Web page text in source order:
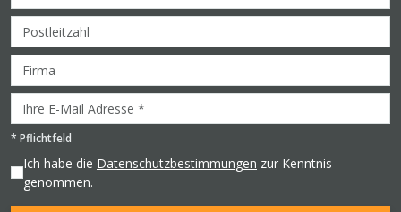
* Pflichtfeld
Ich habe die Datenschutzbestimmungen zur Kenntnis
genommen.